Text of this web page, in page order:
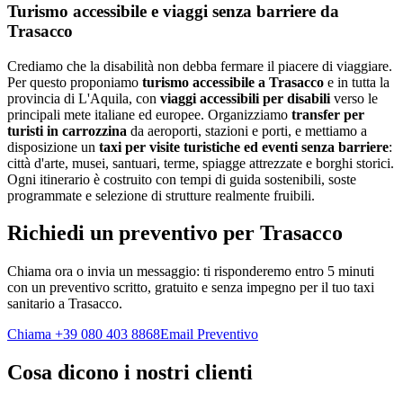
Turismo accessibile e viaggi senza barriere da
Trasacco
Crediamo che la disabilità non debba fermare il piacere di viaggiare.
Per questo proponiamo turismo accessibile a Trasacco e in tutta la
provincia di L'Aquila, con viaggi accessibili per disabili verso le
principali mete italiane ed europee. Organizziamo transfer per
turisti in carrozzina da aeroporti, stazioni e porti, e mettiamo a
disposizione un taxi per visite turistiche ed eventi senza barriere:
città d'arte, musei, santuari, terme, spiagge attrezzate e borghi storici.
Ogni itinerario è costruito con tempi di guida sostenibili, soste
programmate e selezione di strutture realmente fruibili.
Richiedi un preventivo per Trasacco
Chiama ora o invia un messaggio: ti risponderemo entro 5 minuti
con un preventivo scritto, gratuito e senza impegno per il tuo taxi
sanitario a Trasacco.
Chiama +39 080 403 8868Email Preventivo
Cosa dicono i nostri clienti